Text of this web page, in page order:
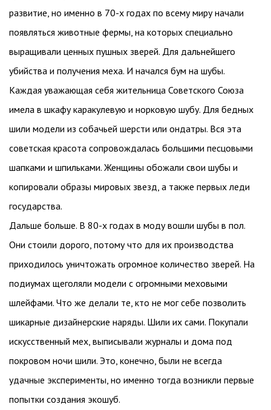
развитие, но именно в 70-х годах по всему миру начали
появляться животные фермы, на которых специально
выращивали ценных пушных зверей. Для дальнейшего
убийства и получения меха. И начался бум на шубы.
Каждая уважающая себя жительница Советского Союза
имела в шкафу каракулевую и норковую шубу. Для бедных
шили модели из собачьей шерсти или ондатры. Вся эта
советская красота сопровождалась большими песцовыми
шапками и шпильками. Женщины обожали свои шубы и
копировали образы мировых звезд, а также первых леди
государства.
Дальше больше. В 80-х годах в моду вошли шубы в пол.
Они стоили дорого, потому что для их производства
приходилось уничтожать огромное количество зверей. На
подиумах щеголяли модели с огромными меховыми
шлейфами. Что же делали те, кто не мог себе позволить
шикарные дизайнерские наряды. Шили их сами. Покупали
искусственный мех, выписывали журналы и дома под
покровом ночи шили. Это, конечно, были не всегда
удачные эксперименты, но именно тогда возникли первые
попытки создания экошуб.